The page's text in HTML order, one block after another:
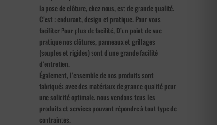
la pose de clôture, chez nous, est de grande qualité.
C’est : endurant, design et pratique. Pour vous
faciliter Pour plus de facilité, D’un point de vue
pratique nos clôtures, panneaux et grillages
(souples et rigides) sont d’une grande facilité
d’entretien.
Également, l’ensemble de nos produits sont
fabriqués avec des matériaux de grande qualité pour
une solidité optimale. nous vendons tous les
produits et services pouvant répondre à tout type de
contraintes.